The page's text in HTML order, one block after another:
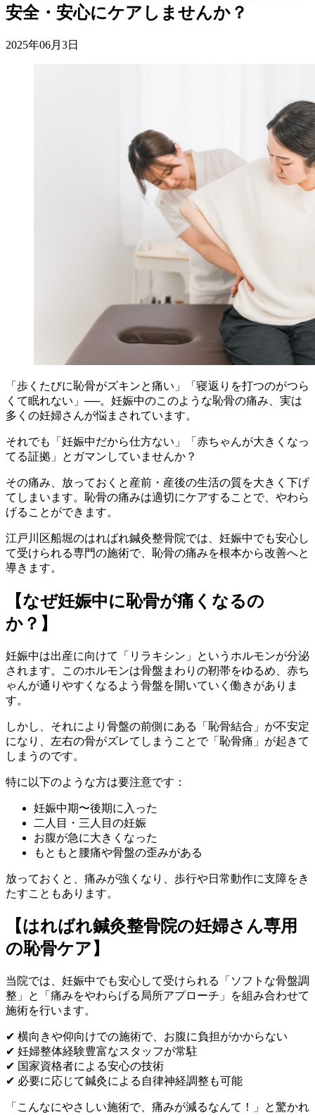
安全・安心にケアしませんか？
2025年06月3日
「歩くたびに恥骨がズキンと痛い」「寝返りを打つのがつら
くて眠れない」──。妊娠中のこのような恥骨の痛み、実は
多くの妊婦さんが悩まされています。
それでも「妊娠中だから仕方ない」「赤ちゃんが大きくなっ
てる証拠」とガマンしていませんか？
その痛み、放っておくと産前・産後の生活の質を大きく下げ
てしまいます。恥骨の痛みは適切にケアすることで、やわら
げることができます。
江戸川区船堀のはればれ鍼灸整骨院では、妊娠中でも安心し
て受けられる専門の施術で、恥骨の痛みを根本から改善へと
導きます。
【なぜ妊娠中に恥骨が痛くなるの
か？】
妊娠中は出産に向けて「リラキシン」というホルモンが分泌
されます。このホルモンは骨盤まわりの靭帯をゆるめ、赤ち
ゃんが通りやすくなるよう骨盤を開いていく働きがありま
す。
しかし、それにより骨盤の前側にある「恥骨結合」が不安定
になり、左右の骨がズレてしまうことで「恥骨痛」が起きて
しまうのです。
特に以下のような方は要注意です：
妊娠中期〜後期に入った
二人目・三人目の妊娠
お腹が急に大きくなった
もともと腰痛や骨盤の歪みがある
放っておくと、痛みが強くなり、歩行や日常動作に支障をき
たすこともあります。
【はればれ鍼灸整骨院の妊婦さん専用
の恥骨ケア】
当院では、妊娠中でも安心して受けられる「ソフトな骨盤調
整」と「痛みをやわらげる局所アプローチ」を組み合わせて
施術を行います。
✔ 横向きや仰向けでの施術で、お腹に負担がかからない
✔ 妊婦整体経験豊富なスタッフが常駐
✔ 国家資格者による安心の技術
✔ 必要に応じて鍼灸による自律神経調整も可能
「こんなにやさしい施術で、痛みが減るなんて！」と驚かれ